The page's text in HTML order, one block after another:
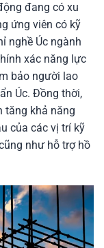
đang có xu
ứng viên có kỹ
nghề Úc ngành
xác năng lực
bảo người lao
Úc. Đồng thời,
tăng khả năng
của các vị trí kỹ
như hỗ trợ hồ